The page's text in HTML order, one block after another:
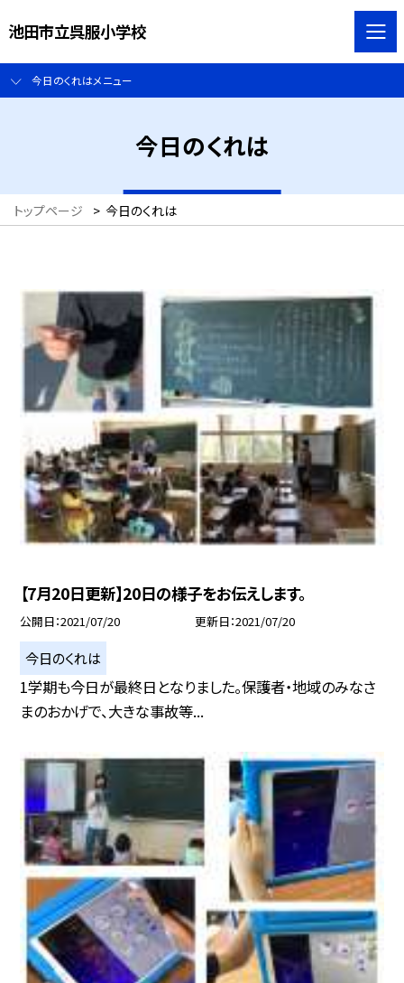
池田市立呉服小学校
今日のくれはメニュー
今日のくれは
トップページ > 今日のくれは
【7月20日更新】20日の様子をお伝えします。
公開日 2021/07/20 更新日 2021/07/20
今日のくれは
1学期も今日が最終日となりました。保護者・地域のみなさ
まのおかげで、大きな事故等...